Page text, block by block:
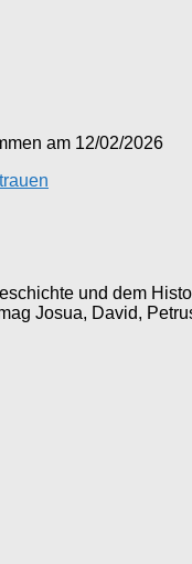
am 12/02/2026
und dem
Josua, David,